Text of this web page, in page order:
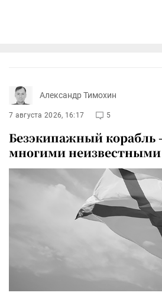
Александр Тимохин
7 августа 2026, 16:17 5
Безэкипажный корабль
многими неизвестными